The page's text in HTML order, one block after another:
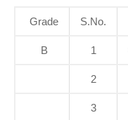
Grade S.No.
B 1
2
3